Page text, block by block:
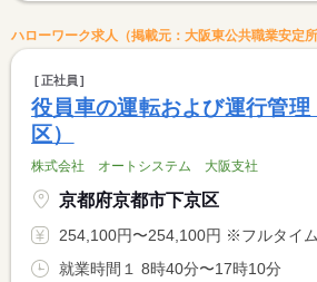
ハローワーク求人（掲載元：大阪東公共職業安定所
正社員
役員車の運転および運行管理
区）
株式会社 オートシステム 大阪支社
京都府京都市下京区
254,100円〜254,100円 ※フルタイム求人の場合は月額（換算額）、パート求人
就業時間１ 8時40分〜17時10分